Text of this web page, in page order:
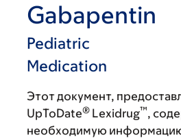
Gabapentin
Pediatric
Medication
Этот документ,
UpToDate® Lexidrug™,
необходимую